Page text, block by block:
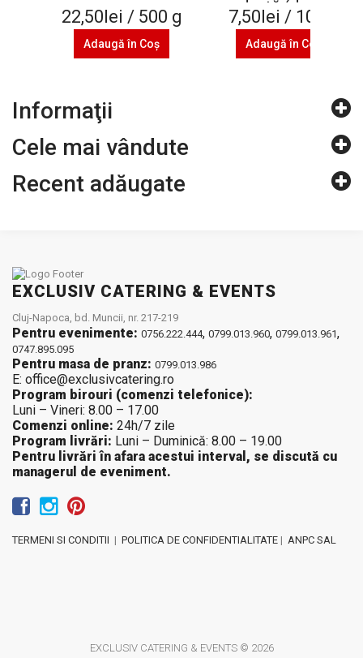
22,50lei / 500 g
Adaugă în Coş
verdeață (de post)
7,50lei / 100 g
Adaugă în Coş
Informaţii
Cele mai vândute
Recent adăugate
EXCLUSIV CATERING & EVENTS
Cluj-Napoca, bd. Muncii, nr. 217-219
Pentru evenimente: 0756.222.444, 0799.013.960, 0799.013.961,
0747.895.095
Pentru masa de pranz: 0799.013.986
E: office@exclusivcatering.ro
Program birouri (comenzi telefonice):
Luni – Vineri: 8.00 – 17.00
Comenzi online: 24h/7 zile
Program livrări: Luni – Duminică: 8.00 – 19.00
Pentru livrări în afara acestui interval, se discută cu
managerul de eveniment.
TERMENI SI CONDITII | POLITICA DE CONFIDENTIALITATE | ANPC SAL
EXCLUSIV CATERING & EVENTS © 2026